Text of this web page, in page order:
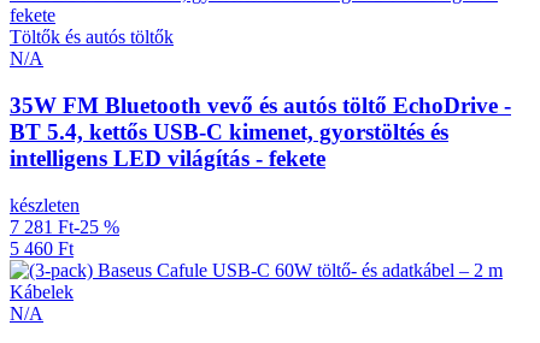
Töltők és autós töltők
N/A
35W FM Bluetooth vevő és autós töltő EchoDrive -
BT 5.4, kettős USB-C kimenet, gyorstöltés és
intelligens LED világítás - fekete
készleten
7 281 Ft-25 %
5 460 Ft
Kábelek
N/A